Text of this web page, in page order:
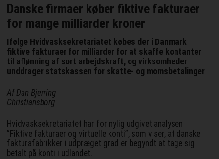
Danske firmaer køber fiktive fakturaer
for mange milliarder kroner
Ifølge Hvidvasksekretariatet købes der i Danmark
fiktive fakturaer for milliarder for at skaffe kontanter
til aflønning af sort arbejdskraft, og virksomheder
unddrager statskassen for skatte- og momsbetalinger
Af Dan Bjerring
Christiansborg
Hvidvasksekretariatet har for nylig udgivet analysen
”Fiktive fakturaer og virtuelle konti”, som viser, at danske
fakturafabrikker i udpræget grad er begyndt at tage sig
betalt på konti i udlandet.